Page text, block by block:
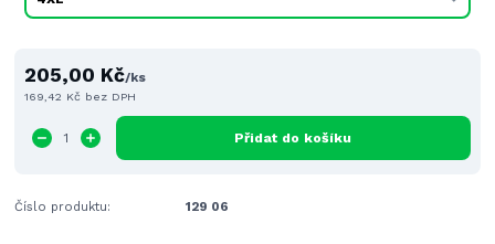
205,00 Kč/ks
169,42 Kč bez DPH
Přidat do košíku
Číslo produktu: 129 06